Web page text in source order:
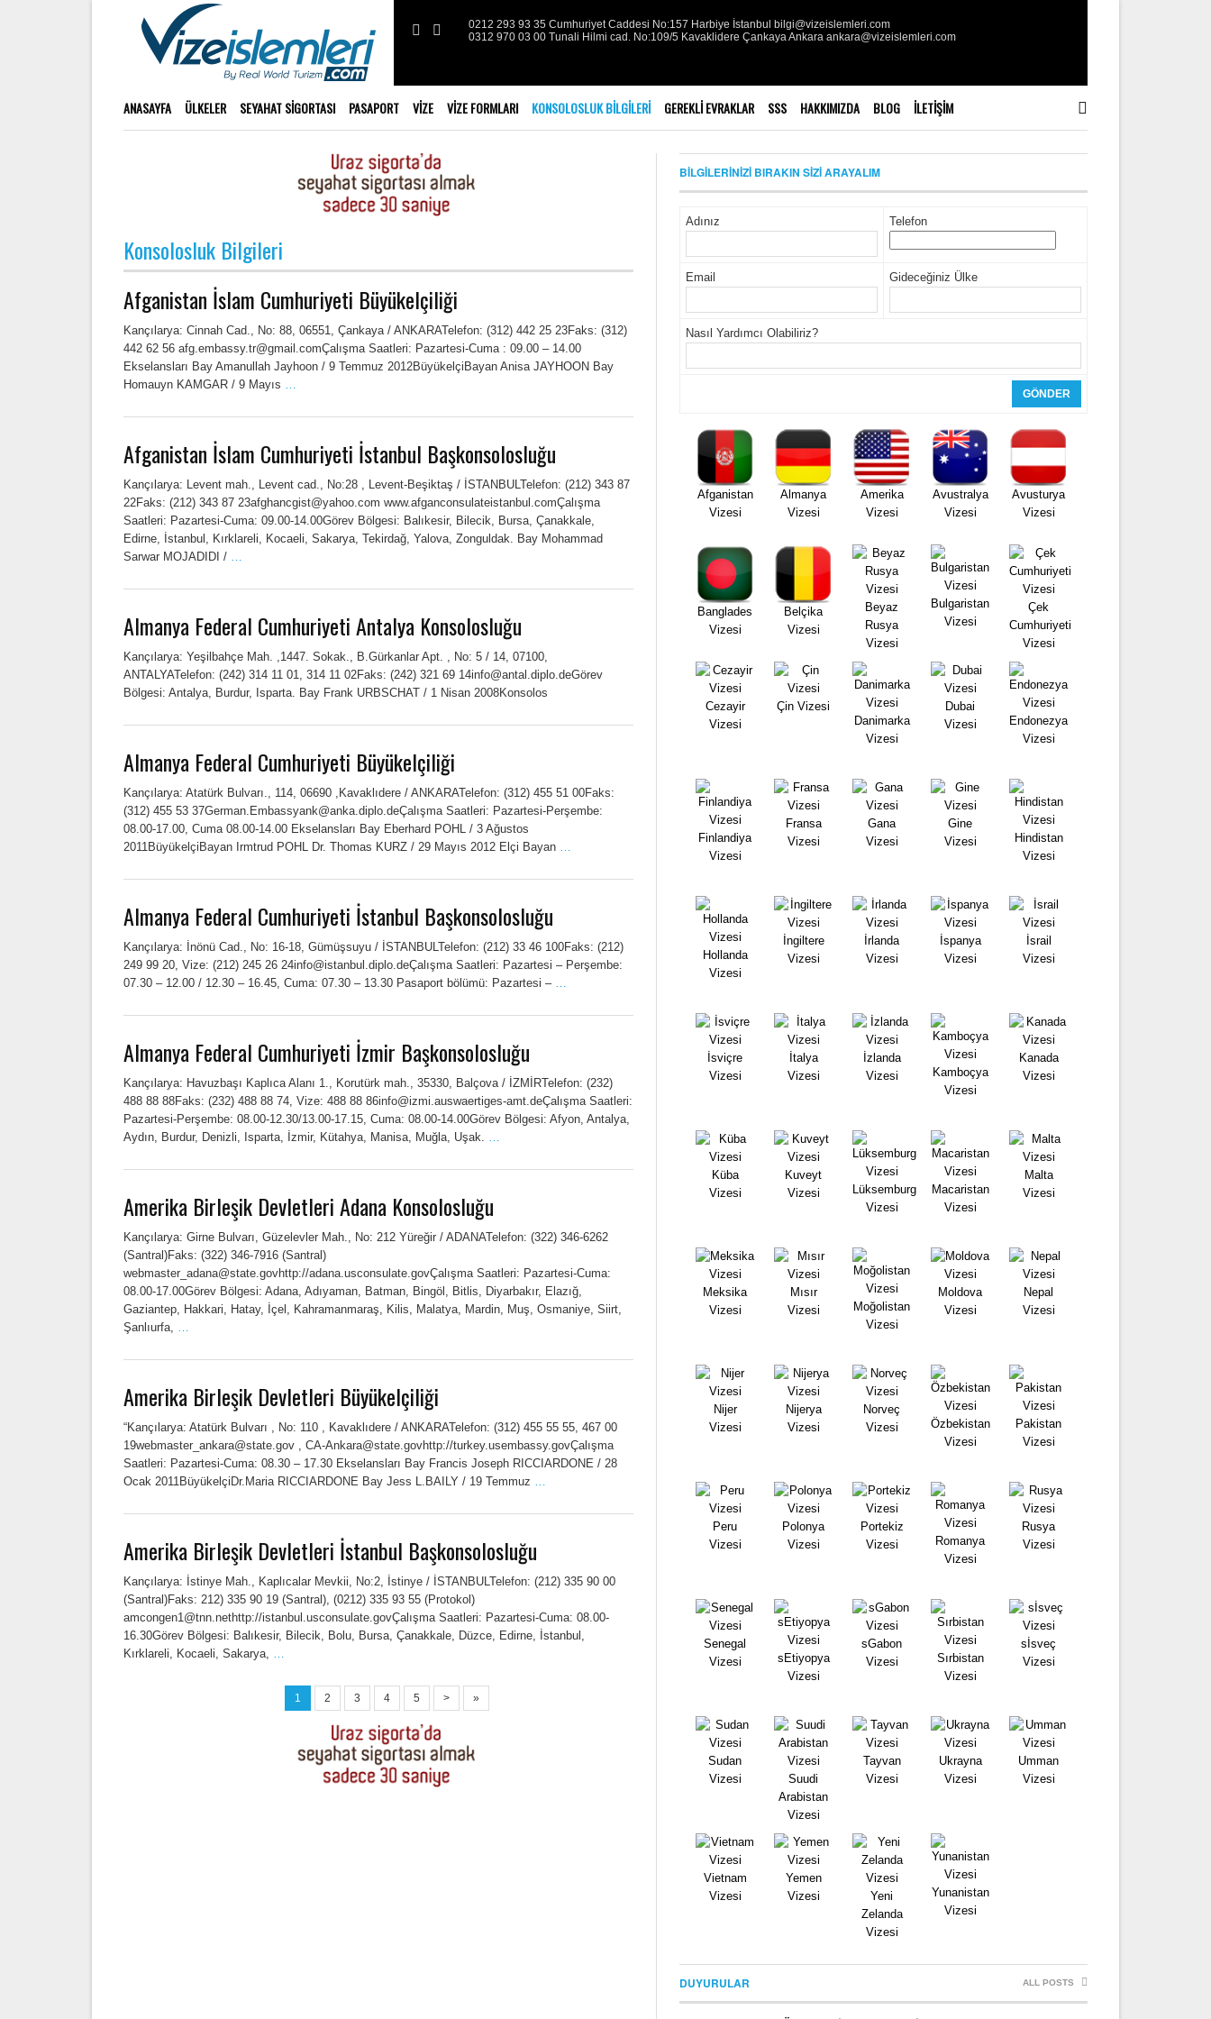
0212 293 93 35 Cumhuriyet Caddesi No:157 Harbiye İstanbul bilgi@vizeislemleri.com
0312 970 03 00 Tunali Hilmi cad. No:109/5 Kavaklidere Çankaya Ankara ankara@vizeislemleri.com
ANASAYFA ÜLKELER SEYAHAT SIGORTASI PASAPORT VIZE VIZE FORMLARI KONSOLOSLUK BILGILERI GEREKLI EVRAKLAR SSS HAKKIMIZDA BLOG İLETIŞIM
Konsolosluk Bilgileri
Afganistan İslam Cumhuriyeti Büyükelçiliği
Kançılarya: Cinnah Cad., No: 88, 06551, Çankaya / ANKARATelefon: (312) 442 25 23Faks: (312)
442 62 56 afg.embassy.tr@gmail.comÇalışma Saatleri: Pazartesi-Cuma : 09.00 – 14.00
Ekselansları Bay Amanullah Jayhoon / 9 Temmuz 2012BüyükelçiBayan Anisa JAYHOON Bay
Homauyn KAMGAR / 9 Mayıs
Afganistan İslam Cumhuriyeti İstanbul Başkonsolosluğu
Kançılarya: Levent mah., Levent cad., No:28 , Levent-Beşiktaş / İSTANBULTelefon: (212) 343 87
22Faks: (212) 343 87 23afghancgist@yahoo.com www.afganconsulateistanbul.comÇalışma
Saatleri: Pazartesi-Cuma: 09.00-14.00Görev Bölgesi: Balıkesir, Bilecik, Bursa, Çanakkale,
Edirne, İstanbul, Kırklareli, Kocaeli, Sakarya, Tekirdağ, Yalova, Zonguldak. Bay Mohammad
Sarwar MOJADIDI /
Almanya Federal Cumhuriyeti Antalya Konsolosluğu
Kançılarya: Yeşilbahçe Mah. ,1447. Sokak., B.Gürkanlar Apt. , No: 5 / 14, 07100,
ANTALYATelefon: (242) 314 11 01, 314 11 02Faks: (242) 321 69 14info@antal.diplo.deGörev
Bölgesi: Antalya, Burdur, Isparta. Bay Frank URBSCHAT / 1 Nisan 2008Konsolos
Almanya Federal Cumhuriyeti Büyükelçiliği
Kançılarya: Atatürk Bulvarı., 114, 06690 ,Kavaklıdere / ANKARATelefon: (312) 455 51 00Faks:
(312) 455 53 37German.Embassyank@anka.diplo.deÇalışma Saatleri: Pazartesi-Perşembe:
08.00-17.00, Cuma 08.00-14.00 Ekselansları Bay Eberhard POHL / 3 Ağustos
2011BüyükelçiBayan Irmtrud POHL Dr. Thomas KURZ / 29 Mayıs 2012 Elçi Bayan
Almanya Federal Cumhuriyeti İstanbul Başkonsolosluğu
Kançılarya: İnönü Cad., No: 16-18, Gümüşsuyu / İSTANBULTelefon: (212) 33 46 100Faks: (212)
249 99 20, Vize: (212) 245 26 24info@istanbul.diplo.deÇalışma Saatleri: Pazartesi – Perşembe:
07.30 – 12.00 / 12.30 – 16.45, Cuma: 07.30 – 13.30 Pasaport bölümü: Pazartesi –
Almanya Federal Cumhuriyeti İzmir Başkonsolosluğu
Kançılarya: Havuzbaşı Kaplıca Alanı 1., Korutürk mah., 35330, Balçova / İZMİRTelefon: (232)
488 88 88Faks: (232) 488 88 74, Vize: 488 88 86info@izmi.auswaertiges-amt.deÇalışma Saatleri:
Pazartesi-Perşembe: 08.00-12.30/13.00-17.15, Cuma: 08.00-14.00Görev Bölgesi: Afyon, Antalya,
Aydın, Burdur, Denizli, Isparta, İzmir, Kütahya, Manisa, Muğla, Uşak.
Amerika Birleşik Devletleri Adana Konsolosluğu
Kançılarya: Girne Bulvarı, Güzelevler Mah., No: 212 Yüreğir / ADANATelefon: (322) 346-6262
(Santral)Faks: (322) 346-7916 (Santral)
webmaster_adana@state.govhttp://adana.usconsulate.govÇalışma Saatleri: Pazartesi-Cuma:
08.00-17.00Görev Bölgesi: Adana, Adıyaman, Batman, Bingöl, Bitlis, Diyarbakır, Elazığ,
Gaziantep, Hakkari, Hatay, İçel, Kahramanmaraş, Kilis, Malatya, Mardin, Muş, Osmaniye, Siirt,
Şanlıurfa,
Amerika Birleşik Devletleri Büyükelçiliği
“Kançılarya: Atatürk Bulvarı , No: 110 , Kavaklıdere / ANKARATelefon: (312) 455 55 55, 467 00
19webmaster_ankara@state.gov , CA-Ankara@state.govhttp://turkey.usembassy.govÇalışma
Saatleri: Pazartesi-Cuma: 08.30 – 17.30 Ekselansları Bay Francis Joseph RICCIARDONE / 28
Ocak 2011BüyükelçiDr.Maria RICCIARDONE Bay Jess L.BAILY / 19 Temmuz
Amerika Birleşik Devletleri İstanbul Başkonsolosluğu
Kançılarya: İstinye Mah., Kaplıcalar Mevkii, No:2, İstinye / İSTANBULTelefon: (212) 335 90 00
(Santral)Faks: 212) 335 90 19 (Santral), (0212) 335 93 55 (Protokol)
amcongen1@tnn.nethttp://istanbul.usconsulate.govÇalışma Saatleri: Pazartesi-Cuma: 08.00-
16.30Görev Bölgesi: Balıkesir, Bilecik, Bolu, Bursa, Çanakkale, Düzce, Edirne, İstanbul,
Kırklareli, Kocaeli, Sakarya,
1 2 3 4 5 > »
BİLGİLERİNİZİ BIRAKIN SİZİ ARAYALIM
Adınız Telefon
Email Gideceğiniz Ülke
Nasıl Yardımcı Olabiliriz?
Afganistan
Vizesi
Almanya
Vizesi
Amerika
Vizesi
Avustralya
Vizesi
Avusturya
Vizesi
Banglades
Vizesi
Belçika
Vizesi
Beyaz
Rusya
Vizesi
Bulgaristan
Vizesi
Çek
Cumhuriyeti
Vizesi
Cezayir
Vizesi
Çin Vizesi
Danimarka
Vizesi
Dubai
Vizesi
Endonezya
Vizesi
Finlandiya
Vizesi
Fransa
Vizesi
Gana
Vizesi
Gine
Vizesi
Hindistan
Vizesi
Hollanda
Vizesi
İngiltere
Vizesi
İrlanda
Vizesi
İspanya
Vizesi
İsrail
Vizesi
İsviçre
Vizesi
İtalya
Vizesi
İzlanda
Vizesi
Kamboçya
Vizesi
Kanada
Vizesi
Küba
Vizesi
Kuveyt
Vizesi
Lüksemburg
Vizesi
Macaristan
Vizesi
Malta
Vizesi
Meksika
Vizesi
Mısır
Vizesi
Moğolistan
Vizesi
Moldova
Vizesi
Nepal
Vizesi
Nijer
Vizesi
Nijerya
Vizesi
Norveç
Vizesi
Özbekistan
Vizesi
Pakistan
Vizesi
Peru
Vizesi
Polonya
Vizesi
Portekiz
Vizesi
Romanya
Vizesi
Rusya
Vizesi
Senegal
Vizesi
sEtiyopya
Vizesi
sGabon
Vizesi
Sırbistan
Vizesi
sİsveç
Vizesi
Sudan
Vizesi
Suudi
Arabistan
Vizesi
Tayvan
Vizesi
Ukrayna
Vizesi
Umman
Vizesi
Vietnam
Vizesi
Yemen
Vizesi
Yeni
Zelanda
Vizesi
Yunanistan
Vizesi
DUYURULAR ALL POSTS